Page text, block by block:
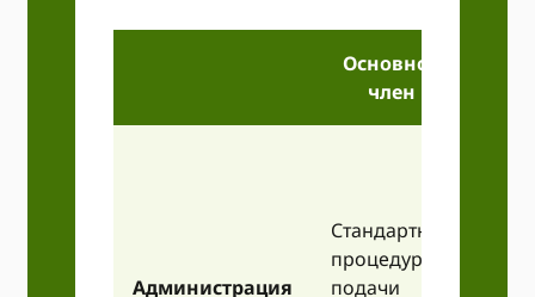
Основной
член
Администрация
Стандартная
процедура
подачи